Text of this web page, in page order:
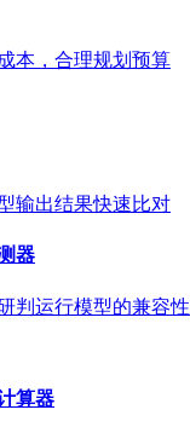
本，合理规划预算
输出结果快速比对
器
判运行模型的兼容性
算器